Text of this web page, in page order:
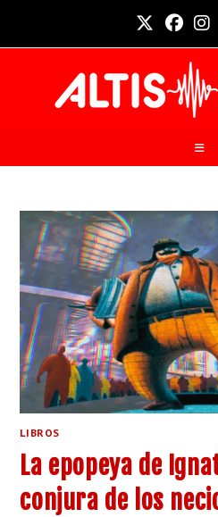
LIBROS
La epopeya de
conjura de los